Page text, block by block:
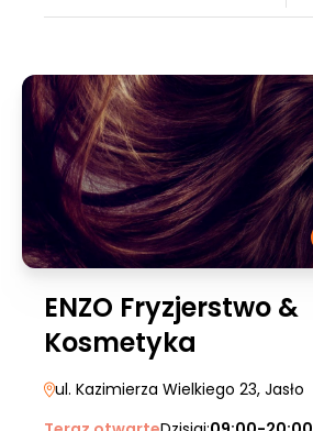
ENZO Fryzjerstwo &
Kosmetyka
ul. Kazimierza Wielkiego 23, Jasło